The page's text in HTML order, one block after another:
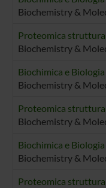
Biochemistry &
Proteomica
Biochemistry &
Biochimica e
Biochemistry &
Proteomica
Biochemistry &
Biochimica e
Biochemistry &
Proteomica